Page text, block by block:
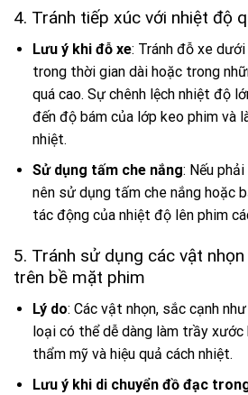
4. Tránh tiếp xúc với nhiệt độ
Lưu ý khi đỗ xe: Tránh đỗ xe
trong thời gian dài hoặc trong
quá cao. Sự chênh lệch nhiệt độ
đến độ bám của lớp keo phim và
nhiệt.
Sử dụng tấm che nắng: Nếu
nên sử dụng tấm che nắng hoặc
tác động của nhiệt độ lên phim
5. Tránh sử dụng các vật
trên bề mặt phim
Lý do: Các vật nhọn, sắc cạnh
loại có thể dễ dàng làm trầy
thẩm mỹ và hiệu quả cách nhiệt.
Lưu ý khi di chuyển đồ đạc